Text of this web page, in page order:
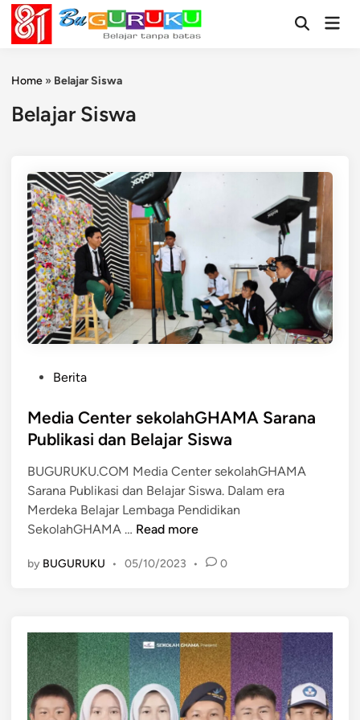
Skip
content
OpenMain
Home » Belajar Siswa
Belajar Siswa
s
t
d
i
n
Berita
Media Center sekolahGHAMA Sarana
Publikasi dan Belajar Siswa
BUGURUKU.COM Media Center sekolahGHAMA
Sarana Publikasi dan Belajar Siswa. Dalam era
Merdeka Belajar Lembaga Pendidikan
SekolahGHAMA … M
d
e
n
t
e
Read more
by BUGURUKU • 05/10/2023 • 0